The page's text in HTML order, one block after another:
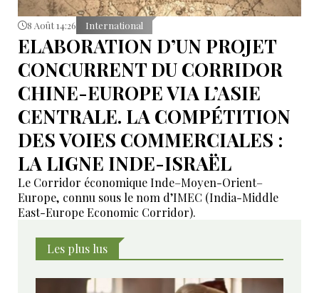
8 Août 14:26 International
ELABORATION D’UN PROJET
CONCURRENT DU CORRIDOR
CHINE-EUROPE VIA L’ASIE
CENTRALE. LA COMPÉTITION
DES VOIES COMMERCIALES :
LA LIGNE INDE-ISRAËL
Le Corridor économique Inde–Moyen-Orient–
Europe, connu sous le nom d’IMEC (India-Middle
East-Europe Economic Corridor).
Les plus lus